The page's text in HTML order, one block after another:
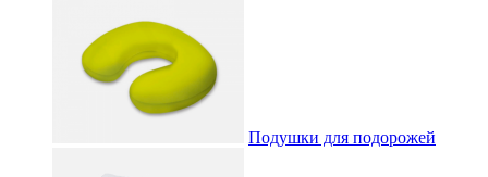
Подушки для подорожей